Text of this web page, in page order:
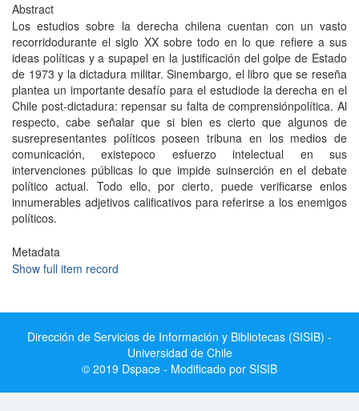
Abstract
Los estudios sobre la derecha chilena cuentan con un vasto
recorridodurante el siglo XX sobre todo en lo que refiere a sus
ideas políticas y a supapel en la justificación del golpe de Estado
de 1973 y la dictadura militar. Sinembargo, el libro que se reseña
plantea un importante desafío para el estudiode la derecha en el
Chile post-dictadura: repensar su falta de comprensiónpolítica. Al
respecto, cabe señalar que si bien es cierto que algunos de
susrepresentantes políticos poseen tribuna en los medios de
comunicación, existepoco esfuerzo intelectual en sus
intervenciones públicas lo que impide suinserción en el debate
político actual. Todo ello, por cierto, puede verificarse enlos
innumerables adjetivos calificativos para referirse a los enemigos
políticos.
Metadata
Show full item record
Dirección de Servicios de Información y Bibliotecas (SISIB) -
Universidad de Chile
© 2019 Dspace - Modificado por SISIB